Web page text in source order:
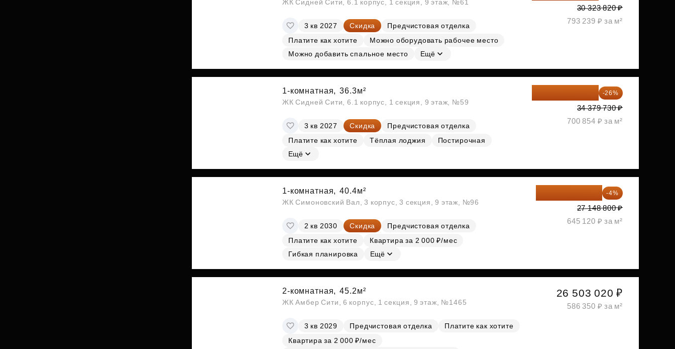
ЖК Сидней Сити, 6.1 корпус, 1 секция, 9 этаж, №61
3 кв 2027 Скидка
Предчистовая отделка
Платите как хотите
Можно оборудовать рабочее место
Можно добавить спальное место
Ещё
30 323 820 ₽
793 239 ₽ за м²
1-комнатная, 36.3м²
ЖК Сидней Сити, 6.1 корпус, 1 секция, 9 этаж, №59
3 кв 2027 Скидка
Предчистовая отделка
Платите как хотите
Тёплая лоджия
Постирочная
Ещё
-26%
34 379 730 ₽
700 854 ₽ за м²
1-комнатная, 40.4м²
ЖК Симоновский Вал, 3 корпус, 3 секция, 9 этаж, №96
2 кв 2030 Скидка
Предчистовая отделка
Платите как хотите
Квартира за 2 000 ₽/мес
Гибкая планировка
Ещё
26 062 848 ₽ -4%
27 148 800 ₽
645 120 ₽ за м²
2-комнатная, 45.2м²
ЖК Амбер Сити, 6 корпус, 1 секция, 9 этаж, №1465
3 кв 2029 Предчистовая отделка
Платите как хотите
Квартира за 2 000 ₽/мес
26 503 020 ₽
586 350 ₽ за м²